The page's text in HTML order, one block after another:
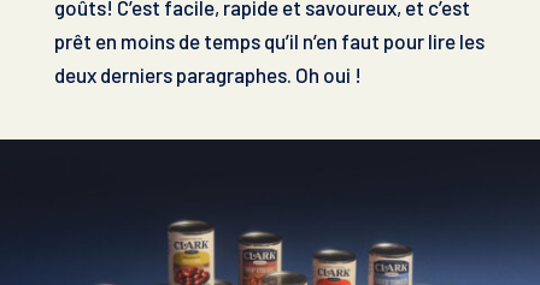
goûts! C’est facile, rapide et savoureux, et c’est
prêt en moins de temps qu’il n’en faut pour lire les
deux derniers paragraphes. Oh oui !